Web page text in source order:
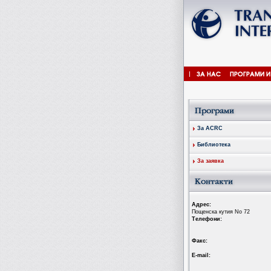
За ACRC
Библиотека
За заявка
Aдрес:
Пощенска кутия No 72
Tелефони:
Факс:
Е-mail: